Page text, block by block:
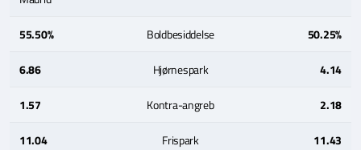
55.50% Boldbesiddelse 50.25%
6.86 Hjørnespark 4.14
1.57 Kontra-angreb 2.18
11.04 Frispark 11.43